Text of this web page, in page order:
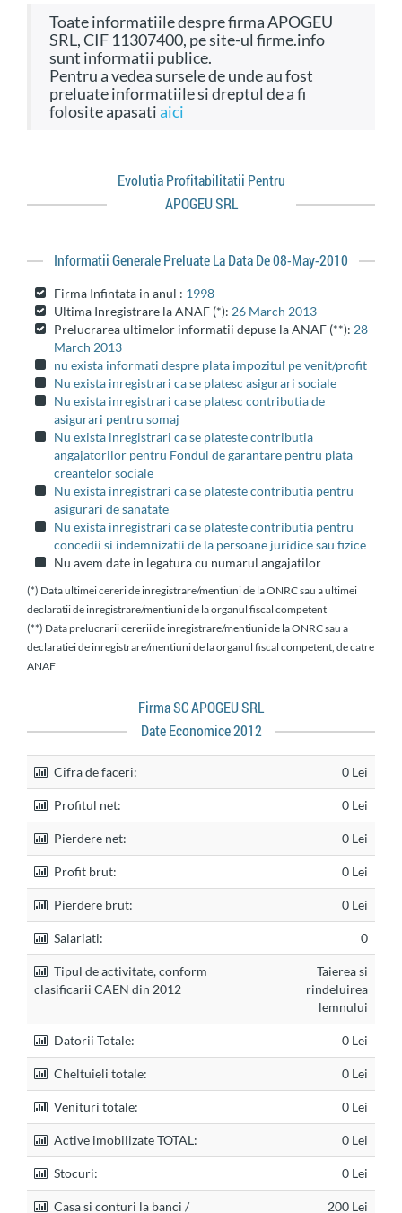
Toate informatiile despre firma APOGEU
SRL, CIF 11307400, pe site-ul firme.info
sunt informatii publice.
Pentru a vedea sursele de unde au fost
preluate informatiile si dreptul de a fi
folosite apasatiaici
Evolutia Profitabilitatii Pentru
APOGEU SRL
Informatii Generale Preluate La Data De 08-May-2010
Firma Infintata in anul : 1998
Ultima Inregistrare la ANAF (*): 26 March 2013
Prelucrarea ultimelor informatii depuse la ANAF (**): 28
March 2013
nu exista informati despre plata impozitul pe venit/profit
Nu exista inregistrari ca se platesc asigurari sociale
Nu exista inregistrari ca se platesc contributia de
asigurari pentru somaj
Nu exista inregistrari ca se plateste contributia
angajatorilor pentru Fondul de garantare pentru plata
creantelor sociale
Nu exista inregistrari ca se plateste contributia pentru
asigurari de sanatate
Nu exista inregistrari ca se plateste contributia pentru
concedii si indemnizatii de la persoane juridice sau fizice
Nu avem date in legatura cu numarul angajatilor
(*) Data ultimei cereri de inregistrare/mentiuni de la ONRC sau a ultimei
declaratii de inregistrare/mentiuni de la organul fiscal competent
(**) Data prelucrarii cererii de inregistrare/mentiuni de la ONRC sau a
declaratiei de inregistrare/mentiuni de la organul fiscal competent, de catre
ANAF
Firma SC APOGEU SRL
Date Economice 2012
Cifra de faceri: 0 Lei
Profitul net: 0 Lei
Pierdere net: 0 Lei
Profit brut: 0 Lei
Pierdere brut: 0 Lei
Salariati: 0
Tipul de activitate, conform
clasificarii CAEN din 2012
Taierea si
rindeluirea
lemnului
Datorii Totale: 0 Lei
Cheltuieli totale: 0 Lei
Venituri totale: 0 Lei
Active imobilizate TOTAL: 0 Lei
Stocuri: 0 Lei
Casa si conturi la banci / 200 Lei